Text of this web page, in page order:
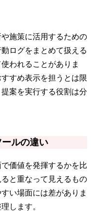
施策に活用するための
ログをまとめて扱える
われることがありま
すめ表示を担うとは限
案を実行する役割は分
ルの違い
価値を発揮するかを比
と重なって見えるもの
い場面には差がありま
します。